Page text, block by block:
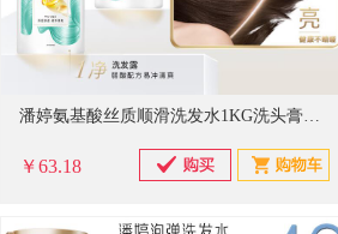
潘婷氨基酸丝质顺滑洗发水1KG洗头膏洗发露 去油柔顺滋养留香
￥63.18